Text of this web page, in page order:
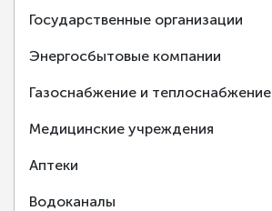
Государственные организации
Энергосбытовые компании
Газоснабжение и теплоснабжение
Медицинские учреждения
Аптеки
Водоканалы
Нижегородэнергогазрасчет
‹